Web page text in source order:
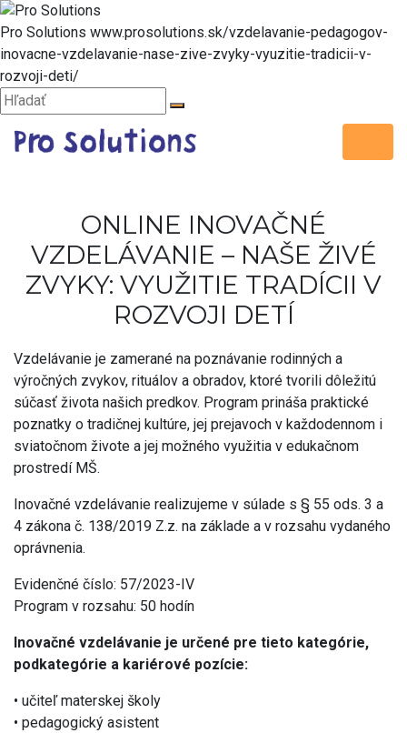
Hore
Pro Solutions www.prosolutions.sk/vzdelavanie-pedagogov-
inovacne-vzdelavanie-nase-zive-zvyky-vyuzitie-tradicii-v-
rozvoji-deti/
Zatvoriť
Hľadať:
ONLINE INOVAČNÉ
VZDELÁVANIE – NAŠE ŽIVÉ
ZVYKY: VYUŽITIE TRADÍCII V
ROZVOJI DETÍ
Vzdelávanie je zamerané na poznávanie rodinných a
výročných zvykov, rituálov a obradov, ktoré tvorili dôležitú
súčasť života našich predkov. Program prináša praktické
poznatky o tradičnej kultúre, jej prejavoch v každodennom i
sviatočnom živote a jej možného využitia v edukačnom
prostredí MŠ.
Inovačné vzdelávanie realizujeme v súlade s § 55 ods. 3 a
4 zákona č. 138/2019 Z.z. na základe a v rozsahu vydaného
oprávnenia.
Evidenčné číslo: 57/2023-IV
Program v rozsahu: 50 hodín
Inovačné vzdelávanie je určené pre tieto kategórie,
podkategórie a kariérové pozície:
• učiteľ materskej školy
• pedagogický asistent